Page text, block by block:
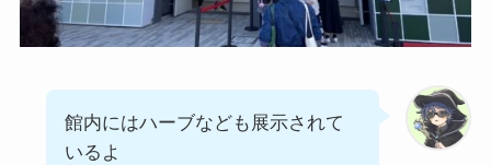
館内にはハーブなども展示されて
いるよ